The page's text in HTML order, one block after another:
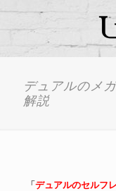
デュアルのメ
解説
「 デュアルのセルフ